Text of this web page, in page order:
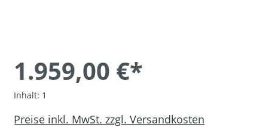
1.959,00 €*
Inhalt: 1
Preise inkl. MwSt. zzgl. Versandkosten